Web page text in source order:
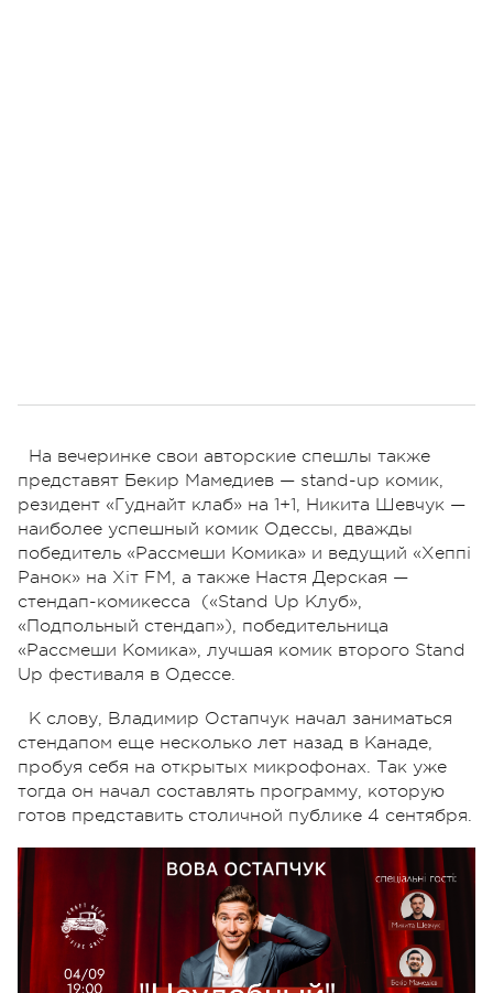
На вечеринке свои авторские спешлы также
представят Бекир Мамедиев — stand-up комик,
резидент «Гуднайт клаб» на 1+1, Никита Шевчук —
наиболее успешный комик Одессы, дважды
победитель «Рассмеши Комика» и ведущий «Хеппі
Ранок» на Хіт FM, а также Настя Дерская —
стендап-комикесса («Stand Up Клуб»,
«Подпольный стендап»), победительница
«Рассмеши Комика», лучшая комик второго Stand
Up фестиваля в Одессе.
К слову, Владимир Остапчук начал заниматься
стендапом еще несколько лет назад в Канаде,
пробуя себя на открытых микрофонах. Так уже
тогда он начал составлять программу, которую
готов представить столичной публике 4 сентября.